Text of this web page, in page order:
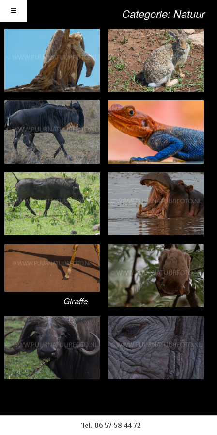
Tel. 06 57 58 44 72
Categorie:Natuur
Vogels
Wilde beest Reptielen
Zwijn Nijlpaard
Giraffe
Vleermuis